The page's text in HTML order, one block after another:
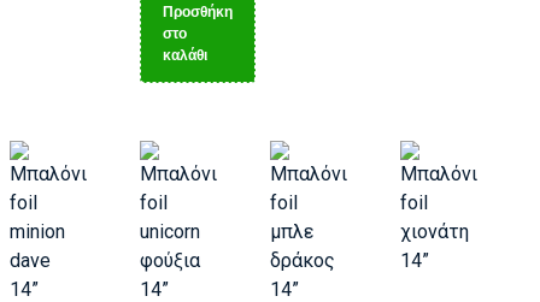
Προσθήκη
στο
καλάθι